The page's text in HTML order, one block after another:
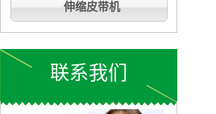
伸缩皮带机
联系我们